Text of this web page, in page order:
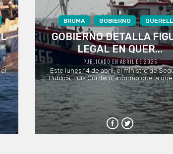
BRUMA GOBIERNO
GOBIERNO DETALLA
LEGAL EN QUER...
PUBLICADO EN ABRIL DE 2025
Este lunes 14 de abril, el ministro de
Pública, Luis Cordero, informó que la